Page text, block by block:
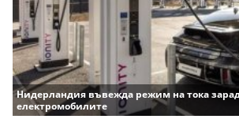
Нидерландия въвежда режим на тока
електромобилите